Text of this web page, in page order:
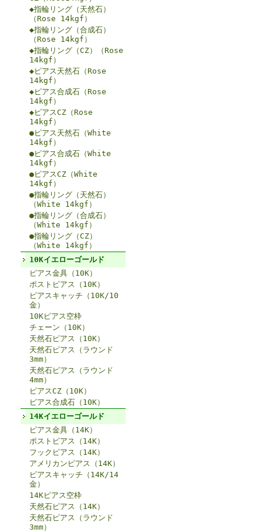
◆指輪リング（天然石）
（Rose 14kgf）
◆指輪リング（合成石）
（Rose 14kgf）
◆指輪リング（CZ）（Rose
14kgf）
◆ピアス天然石（Rose
14kgf）
◆ピアス合成石（Rose
14kgf）
◆ピアスCZ（Rose
14kgf）
●ピアス天然石（White
14kgf）
●ピアス合成石（White
14kgf）
●ピアスCZ（White
14kgf）
●指輪リング（天然石）
（White 14kgf）
●指輪リング（合成石）
（White 14kgf）
●指輪リング（CZ）
（White 14kgf）
10Kイエローゴールド
ピアス金具（10K）
ポストピアス（10K）
ピアスキャッチ（10K/10
金）
10Kピアス空枠
チェーン（10K）
天然石ピアス（10K）
天然石ピアス（ラウンド
3mm）
天然石ピアス（ラウンド
4mm）
ピアスCZ（10K）
ピアス合成石（10K）
14Kイエローゴールド
ピアス金具（14K）
ポストピアス（14K）
フックピアス（14K）
アメリカンピアス（14K）
ピアスキャッチ（14K/14
金）
14Kピアス空枠
天然石ピアス（14K）
天然石ピアス（ラウンド
3mm）